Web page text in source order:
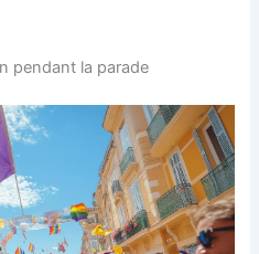
pendant la parade